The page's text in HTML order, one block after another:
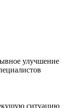
улучшение
ситуацию